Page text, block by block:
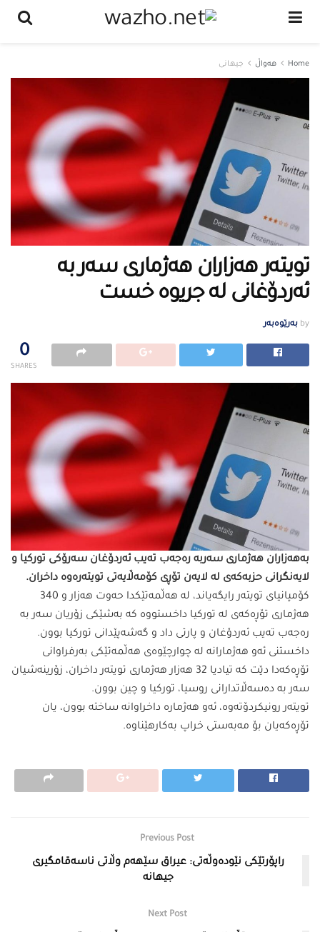
Home هەواڵ جیهانی
تویتەر هەزاران هەژماری سەر بە
ئەردۆغانی لە جریوە خست
by بەرێوەبەر
0
SHARES
بەهەزاران هەژماری سەربە رەجەب تەیب ئەردۆغان سەرۆكی توركیا و
لایەنگرانی حزبەكەی لە لایەن تۆڕی كۆمەڵایەتی تویتەرەوە داخران.
كۆمپانیای تویتەر رایگەیاند، لە هەڵمەتێكدا حەوت هەزار و 340
هەژماری تۆڕەكەی لە توركیا داخستووە كە بەشێكی زۆریان سەر بە
رەجەب تەیب ئەردۆغان و پارتی داد و گەشەپێدانی توركیا بوون.
داخستنی ئەو هەژمارانە لە چوارچێوەی هەڵمەتێكی بەرفراوانی
تۆڕەكەدا دێت كە تیادیا 32 هەزار هەژماری تویتەر داخران، زۆرینەشیان
سەر بە دەسەڵاتدارانی روسیا، توركیا و چین بوون.
تویتەر رونیكردۆتەوە، ئەو هەژمارە داخراوانە ساختە بوون، یان
تۆڕەكەیان بۆ مەبەستی خراپ بەكارهێناوە.
Previous Post
راپۆرتێكی نێودەوڵەتی: عیراق سێهەم وڵاتی ناسەقامگیری
جیهانە
Next Post